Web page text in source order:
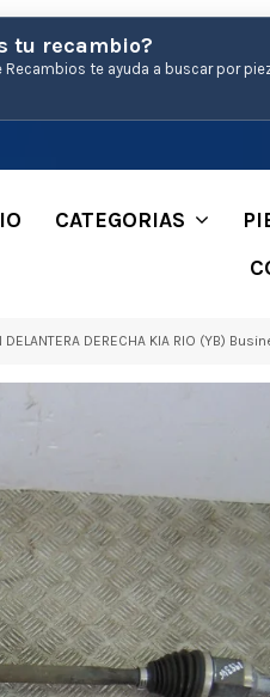
tu recambio?
Recambios te ayuda a buscar por
CATEGORIAS
DELANTERA DERECHA KIA RIO (YB)